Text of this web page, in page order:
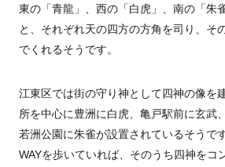
東の「青龍」、西の「白虎」、南の「朱
と、それぞれ天の四方の方角を司り、そ
でくれるそうです。
江東区では街の守り神として四神の像を
所を中心に豊洲に白虎、亀戸駅前に玄武
若洲公園に朱雀が設置されているそうで
WAYを歩いていれば、そのうち四神をコ